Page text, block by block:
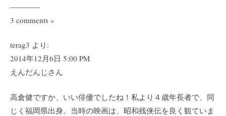
————
3 comments »
terag3 より:
2014年12月6日 5:00 PM
えんだんじさん
高倉健ですか、いい俳優でしたね！私より４歳年長者で、同
じく福岡県出身。当時の映画は、昭和残侠伝を良く観ていま